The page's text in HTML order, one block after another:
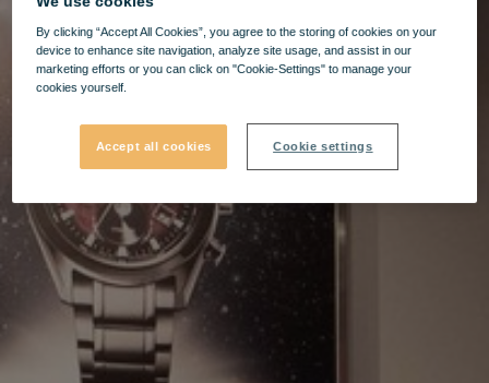
By clicking “Accept All Cookies”, you agree to the storing of cookies on your
device to enhance site navigation, analyze site usage, and assist in our
marketing efforts or you can click on "Cookie-Settings" to manage your
cookies yourself.
Accept all cookies Cookie settings